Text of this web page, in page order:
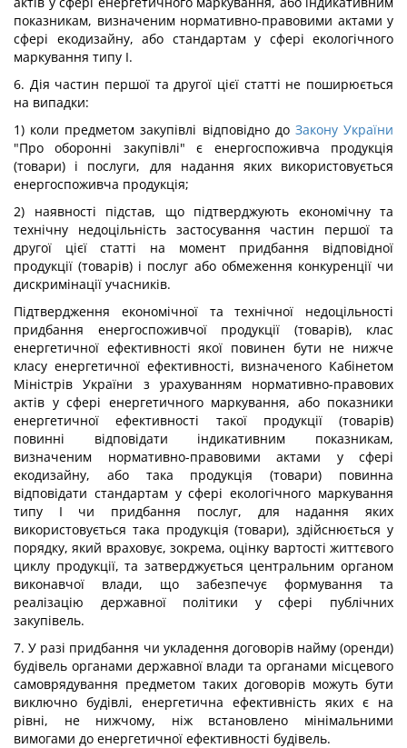
показникам, визначеним нормативно-правовими актами у
сфері екодизайну, або стандартам у сфері екологічного
маркування типу I.
6. Дія частин першої та другої цієї статті не поширюється
на випадки:
1) коли предметом закупівлі відповідно до Закону України
"Про оборонні закупівлі" є енергоспоживча продукція
(товари) і послуги, для надання яких використовується
енергоспоживча продукція;
2) наявності підстав, що підтверджують економічну та
технічну недоцільність застосування частин першої та
другої цієї статті на момент придбання відповідної
продукції (товарів) і послуг або обмеження конкуренції чи
дискримінації учасників.
Підтвердження економічної та технічної недоцільності
придбання енергоспоживчої продукції (товарів), клас
енергетичної ефективності якої повинен бути не нижче
класу енергетичної ефективності, визначеного Кабінетом
Міністрів України з урахуванням нормативно-правових
актів у сфері енергетичного маркування, або показники
енергетичної ефективності такої продукції (товарів)
повинні відповідати індикативним показникам,
визначеним нормативно-правовими актами у сфері
екодизайну, або така продукція (товари) повинна
відповідати стандартам у сфері екологічного маркування
типу I чи придбання послуг, для надання яких
використовується така продукція (товари), здійснюється у
порядку, який враховує, зокрема, оцінку вартості життєвого
циклу продукції, та затверджується центральним органом
виконавчої влади, що забезпечує формування та
реалізацію державної політики у сфері публічних
закупівель.
7. У разі придбання чи укладення договорів найму (оренди)
будівель органами державної влади та органами місцевого
самоврядування предметом таких договорів можуть бути
виключно будівлі, енергетична ефективність яких є на
рівні, не нижчому, ніж встановлено мінімальними
вимогами до енергетичної ефективності будівель.